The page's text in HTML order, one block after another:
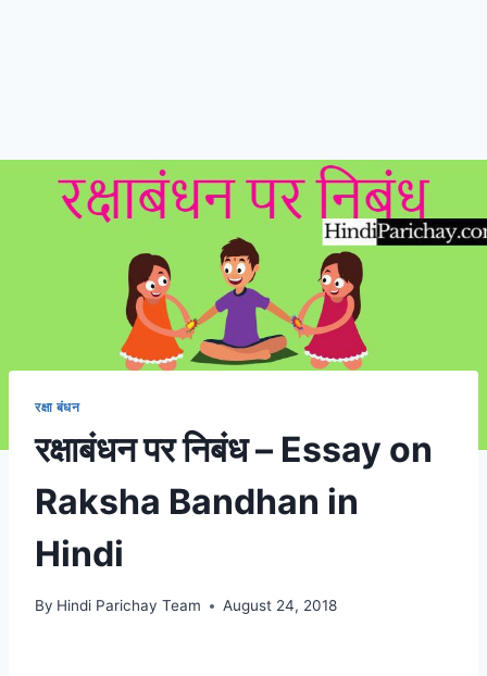
रक्षा बंधन
रक्षाबंधन पर निबंध – Essay on
Raksha Bandhan in
Hindi
By Hindi Parichay Team August 24, 2018